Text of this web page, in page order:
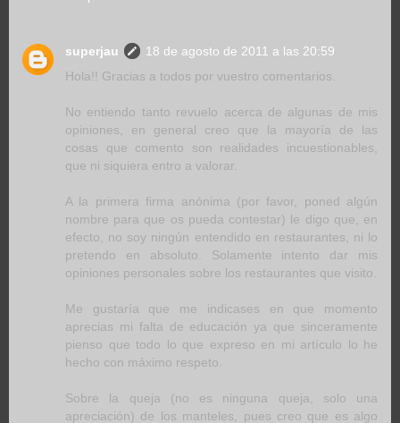
superjau
18 de agosto de 2011 a las 20:59
Hola!! Gracias a todos por vuestro comentarios.
No entiendo tanto revuelo acerca de algunas de mis
opiniones, en general creo que la mayoría de las
cosas que comento son realidades incuestionables,
que ni siquiera entro a valorar.
A la primera firma anónima (por favor, poned algún
nombre para que os pueda contestar) le digo que, en
efecto, no soy ningún entendido en restaurantes, ni lo
pretendo en absoluto. Solamente intento dar mis
opiniones personales sobre los restaurantes que visito.
Me gustaría que me indicases en que momento
aprecias mi falta de educación ya que sinceramente
pienso que todo lo que expreso en mi artículo lo he
hecho con máximo respeto.
Sobre la queja (no es ninguna queja, solo una
apreciación) de los manteles, pues creo que es algo